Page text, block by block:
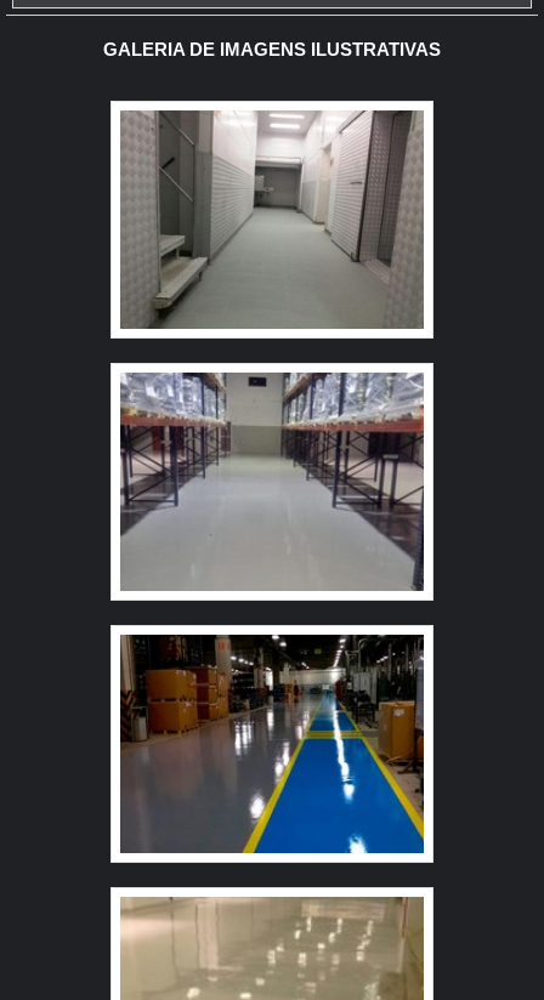
de acordo com a necessidade do cliente. Além disso, ela
possui uma forte resistência química, oferecendo
serviço: Resistência; Durabilidade; Versatilidade; Fácil
aplicação; Custos acessíveis. Solicite um orçamento e
saiba mais sobre a Vipóxi.
GALERIA DE IMAGENS ILUSTRATIVAS